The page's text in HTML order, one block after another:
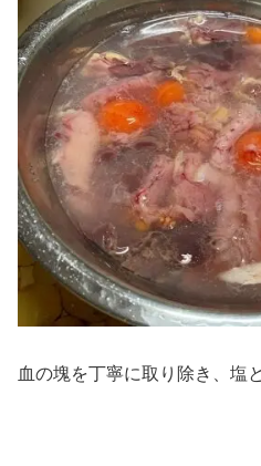
血の塊を丁寧に取り除き、塩